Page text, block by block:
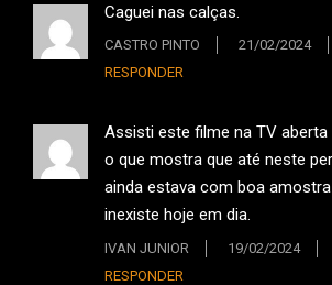
Caguei nas calças.
CASTRO PINTO 21/02/2024
RESPONDER
Assisti este filme na TV aberta
o que mostra que até neste
ainda estava com boa
inexiste hoje em dia.
IVAN JUNIOR 19/02/2024
RESPONDER